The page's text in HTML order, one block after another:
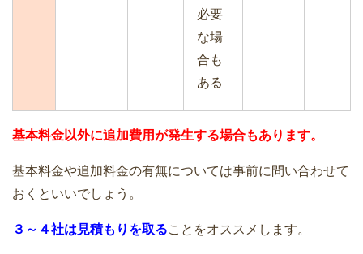
必要
な場
合も
ある
基本料金以外に追加費用が発生する場合もあります。
基本料金や追加料金の有無については事前に問い合わせて
おくといいでしょう。
３～４社は見積もりを取ることをオススメします。